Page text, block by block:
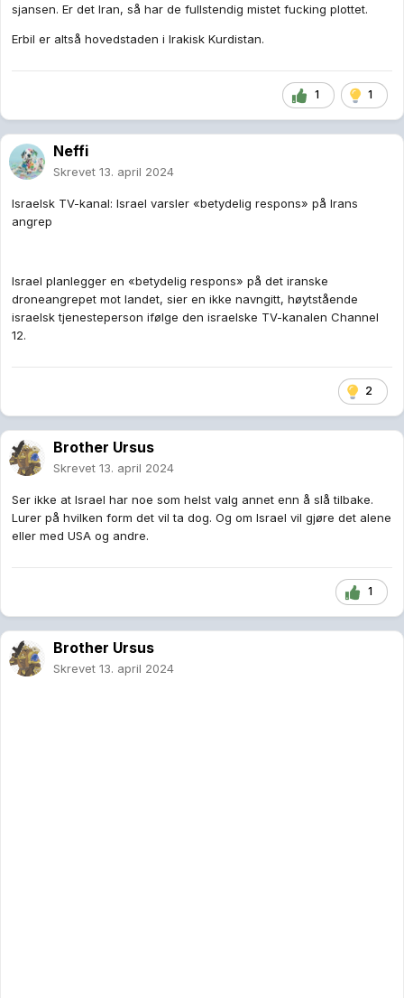
sjansen. Er det Iran, så har de fullstendig mistet fucking plottet.
Erbil er altså hovedstaden i Irakisk Kurdistan.
1 1
Neffi
Skrevet 13. april 2024
Israelsk TV-kanal: Israel varsler «betydelig respons» på Irans
angrep
Israel planlegger en «betydelig respons» på det iranske
droneangrepet mot landet, sier en ikke navngitt, høytstående
israelsk tjenesteperson ifølge den israelske TV-kanalen Channel
12.
2
Brother Ursus
Skrevet 13. april 2024
Ser ikke at Israel har noe som helst valg annet enn å slå tilbake.
Lurer på hvilken form det vil ta dog. Og om Israel vil gjøre det alene
eller med USA og andre.
1
Brother Ursus
Skrevet 13. april 2024